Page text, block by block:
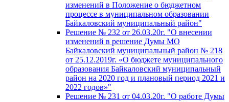
изменений в Положение о бюджетном
процессе в муниципальном образовании
Байкаловский муниципальный район"
Решение № 232 от 26.03.20г. "О внесении
изменений в решение Думы МО
Байкаловский муниципальный район № 218
от 25.12.2019г. «О бюджете муниципального
образования Байкаловский муниципальный
район на 2020 год и плановый период 2021 и
2022 годов»"
Решение № 231 от 04.03.20г. "О работе Думы